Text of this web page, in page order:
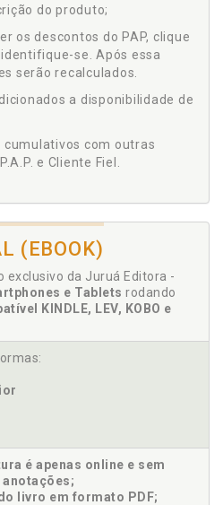
do produto;
os descontos do PAP, clique
se. Após essa
serão recalculados.
a disponibilidade de
cumulativos com outras
e Cliente Fiel.
(EBOOK)
exclusivo da Juruá Editora -
e Tablets rodando
KINDLE, LEV, KOBO e
é apenas online e sem
livro em formato PDF;